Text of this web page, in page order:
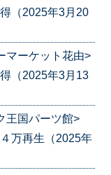
（2025年3月20
マーケット花由>
（2025年3月13
王国パーツ館>
万再生（2025年